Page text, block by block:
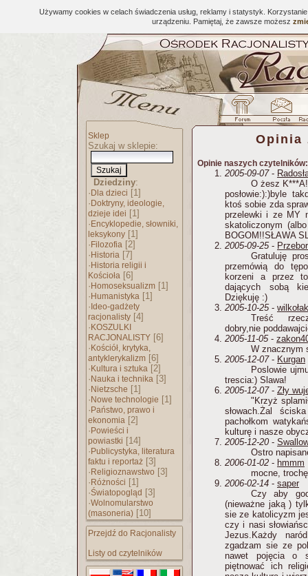
Używamy cookies w celach świadczenia usług, reklamy i statystyk.
urządzeniu. Pamiętaj, że zawsze możesz
Sklep
Szukaj w sklepie:
Dziedziny:
· Dla dzieci [1]
· Doktryny, ideologie,
dzieje idei [1]
· Encyklopedie, słowniki,
leksykony [1]
· Filozofia [2]
· Historia [7]
· Historia religii i
Kościoła [6]
· Homoseksualizm [1]
· Humanistyka [1]
· Ideo-gadżety
racjonalisty [4]
· KOSZULKI
RACJONALISTY [6]
· Kościół, krytyka,
antyklerykalizm [6]
· Kultura i sztuka [2]
· Nauka i technika [3]
· Nietzsche [1]
· Nowe technologie [1]
· Państwo, prawo i
ekonomia [2]
· Powieści i
powiastki [14]
· Publicystyka, literatura
faktu i reportaż [3]
· Religioznawstwo [3]
· Różności [1]
·Światopogląd [3]
·Wolnomularstwo
(masoneria) [10]
Przejdź do Racjonalisty
Listy od czytelników
Opinia
Opinie naszych czytelników:
2005-09-07-
O żesz
posłowie:):)byle
ktoś sobie zda
przelewki i ze MY
skatoliczonym
BOGOM!!SŁAWA
2005-09-25-
Gratuluję
przemówią do
korzeni a przez
dających sobą
Dziękuję :)
2005-10-25- wilkołak
Treść
dobry,nie
2005-11-05-
W znacznym
2005-12-07- Kurgan
Poslowie
trescia:) Slawa!
2005-12-07- Zły
"Krzyż
słowach.Żal
pachołkom
kulturę i nasze
2005-12-20 -
Ostro
2006-01-02 - hmmm
mocne,
2006-02-14 - saper
Czy aby
(nieważne jaką )
sie ze katolicyzm
czy i nasi
Jezus.Każdy
zgadzam sie ze
nawet pojęcia o
piętnować ich